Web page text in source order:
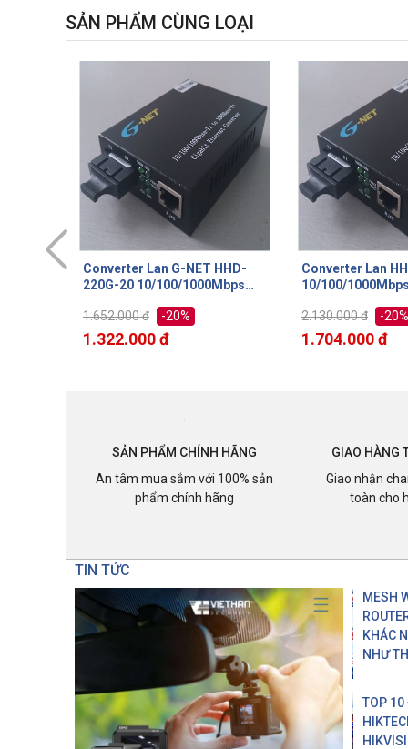
SẢN PHẨM CÙNG LOẠI
Converter Lan HHD-220G-40
10/100/1000Mbps Single-
sử dụng cho Internet và
Camera IP
2.130.000 đ -20%
1.704.000 đ
Converter Lan
10/100/
sử dụng cho
Camera IP
5.670.000 đ -20%
4.536.000 đ
SẢN PHẨM CHÍNH HÃNG
An tâm mua sắm với 100% sản
phẩm chính hãng
GIAO HÀNG
Giao nhận
toàn cho
TIN TỨC
MESH
KHÁC
NHƯ
TOP 10